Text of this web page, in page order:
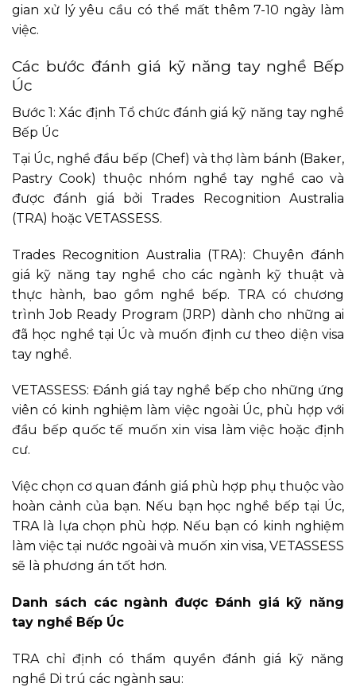
gian xử lý yêu cầu có thể mất thêm 7-10 ngày làm
việc.
Các bước đánh giá kỹ năng tay nghề Bếp
Úc
Bước 1: Xác định Tổ chức đánh giá kỹ năng tay nghề
Bếp Úc
Tại Úc, nghề đầu bếp (Chef) và thợ làm bánh (Baker,
Pastry Cook) thuộc nhóm nghề tay nghề cao và
được đánh giá bởi Trades Recognition Australia
(TRA) hoặc VETASSESS.
Trades Recognition Australia (TRA): Chuyên đánh
giá kỹ năng tay nghề cho các ngành kỹ thuật và
thực hành, bao gồm nghề bếp. TRA có chương
trình Job Ready Program (JRP) dành cho những ai
đã học nghề tại Úc và muốn định cư theo diện visa
tay nghề.
VETASSESS: Đánh giá tay nghề bếp cho những ứng
viên có kinh nghiệm làm việc ngoài Úc, phù hợp với
đầu bếp quốc tế muốn xin visa làm việc hoặc định
cư.
Việc chọn cơ quan đánh giá phù hợp phụ thuộc vào
hoàn cảnh của bạn. Nếu bạn học nghề bếp tại Úc,
TRA là lựa chọn phù hợp. Nếu bạn có kinh nghiệm
làm việc tại nước ngoài và muốn xin visa, VETASSESS
sẽ là phương án tốt hơn.
Danh sách các ngành được Đánh giá kỹ năng
tay nghề Bếp Úc
TRA chỉ định có thẩm quyền đánh giá kỹ năng
nghề Di trú các ngành sau: